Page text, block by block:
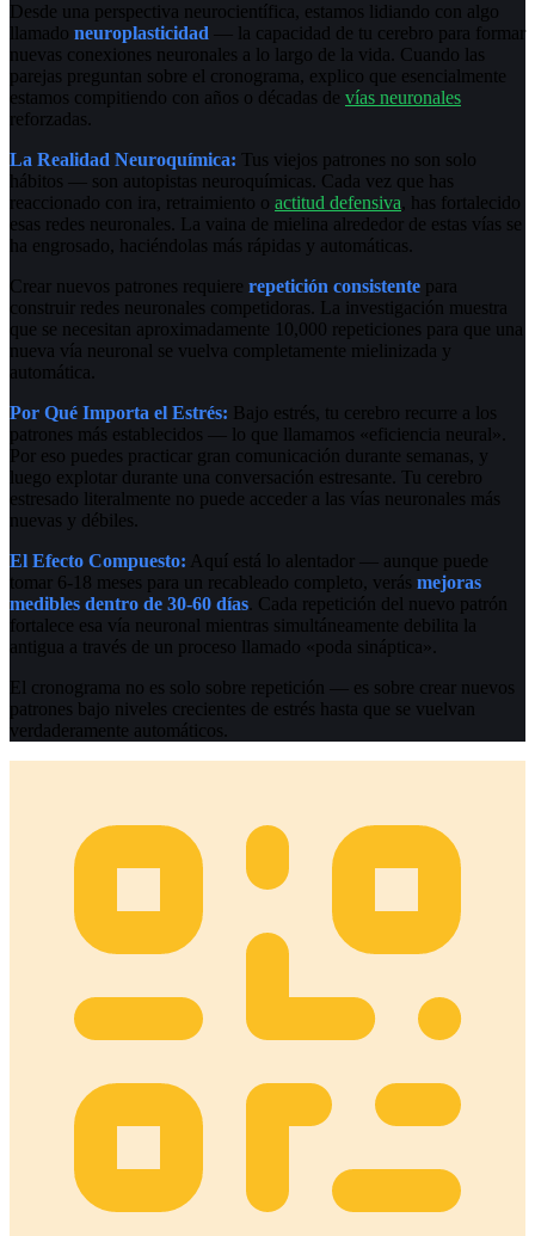
Desde una perspectiva neurocientífica, estamos lidiando con algo
llamado neuroplasticidad — la capacidad de tu cerebro para formar
nuevas conexiones neuronales a lo largo de la vida. Cuando las
parejas preguntan sobre el cronograma, explico que esencialmente
estamos compitiendo con años o décadas de vías neuronales
reforzadas.
La Realidad Neuroquímica: Tus viejos patrones no son solo
hábitos — son autopistas neuroquímicas. Cada vez que has
reaccionado con ira, retraimiento o actitud defensiva, has fortalecido
esas redes neuronales. La vaina de mielina alrededor de estas vías se
ha engrosado, haciéndolas más rápidas y automáticas.
Crear nuevos patrones requiere repetición consistente para
construir redes neuronales competidoras. La investigación muestra
que se necesitan aproximadamente 10,000 repeticiones para que una
nueva vía neuronal se vuelva completamente mielinizada y
automática.
Por Qué Importa el Estrés: Bajo estrés, tu cerebro recurre a los
patrones más establecidos — lo que llamamos «eficiencia neural».
Por eso puedes practicar gran comunicación durante semanas, y
luego explotar durante una conversación estresante. Tu cerebro
estresado literalmente no puede acceder a las vías neuronales más
nuevas y débiles.
El Efecto Compuesto: Aquí está lo alentador — aunque puede
tomar 6-18 meses para un recableado completo, verás mejoras
medibles dentro de 30-60 días . Cada repetición del nuevo patrón
fortalece esa vía neuronal mientras simultáneamente debilita la
antigua a través de un proceso llamado «poda sináptica».
El cronograma no es solo sobre repetición — es sobre crear nuevos
patrones bajo niveles crecientes de estrés hasta que se vuelvan
verdaderamente automáticos.